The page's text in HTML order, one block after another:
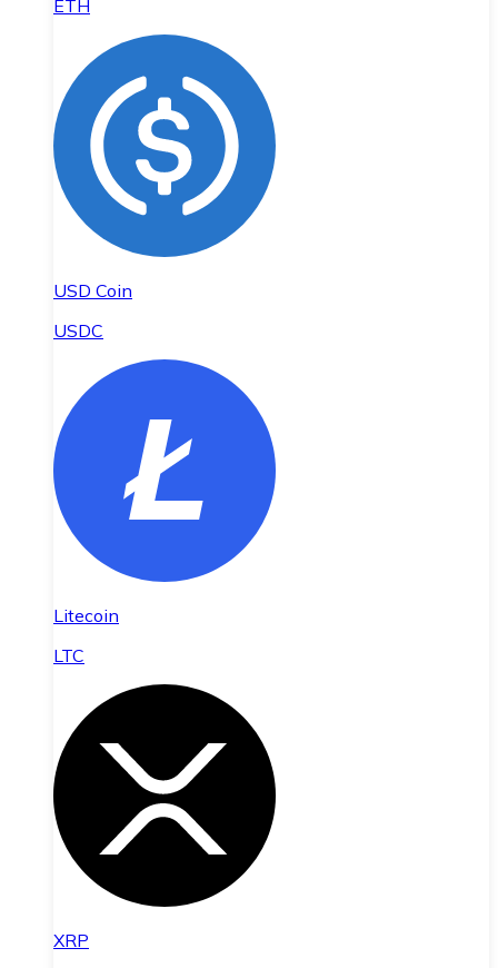
ETH
USD Coin
USDC
Litecoin
LTC
XRP